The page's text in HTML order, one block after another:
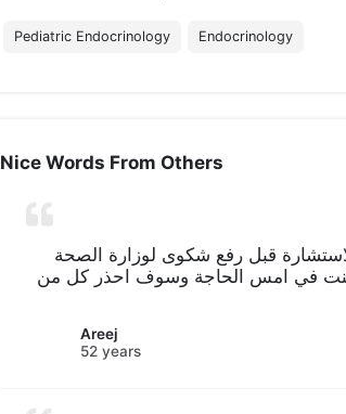
Pediatric Endocrinology Endocrinology
Nice Words From Others
للاسف واتمنى تحويل 230 مبلغ الاستشارة قبل رفع شكوى لوزارة الصحة
الطبيب لم يرد نهائيا لا اتصال ولا محادثة علما انني كنت في امس الحاجة وسوف احذر كل من
Areej
52 years